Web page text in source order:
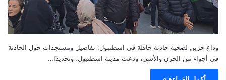
وداع حزين لضحية حادثة حافلة في اسطنبول: تفاصيل ومستجدات حول الحادثة
في أجواء من الحزن والأسى، ودعت مدينة اسطنبول، وتحديدًا…